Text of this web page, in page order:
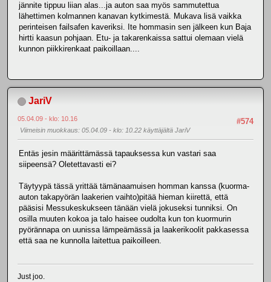
jännite tippuu liian alas...ja auton saa myös sammutettua
lähettimen kolmannen kanavan kytkimestä. Mukava lisä vaikka
perinteisen failsafen kaveriksi. Ite hommasin sen jälkeen kun Baja
hirtti kaasun pohjaan. Etu- ja takarenkaissa sattui olemaan vielä
kunnon piikkirenkaat paikoillaan....
JariV
#574
05.04.09 - klo: 10.16
Viimeisin muokkaus: 05.04.09 - klo: 10.22 käyttäjältä JariV
Entäs jesin määrittämässä tapauksessa kun vastari saa
siipeensä? Oletettavasti ei?
Täytyypä tässä yrittää tämänaamuisen homman kanssa (kuorma-
auton takapyörän laakerien vaihto)pitää hieman kiirettä, että
pääsisi Messukeskukseen tänään vielä jokuseksi tunniksi. On
osilla muuten kokoa ja talo haisee oudolta kun ton kuormurin
pyörännapa on uunissa lämpeämässä ja laakerikoolit pakkasessa
että saa ne kunnolla laitettua paikoilleen.
Just joo.